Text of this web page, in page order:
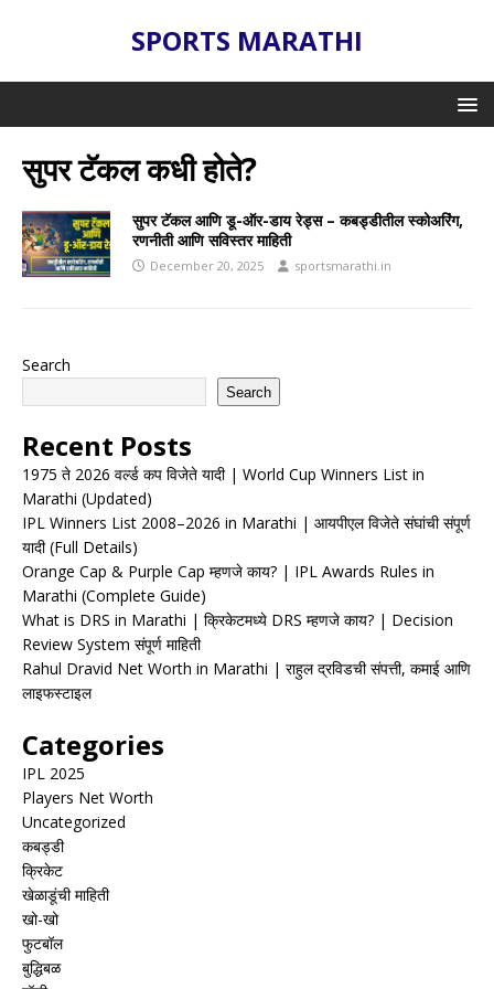
SPORTS MARATHI
सुपर टॅकल कधी होते?
सुपर टॅकल आणि डू-ऑर-डाय रेड्स – कबड्डीतील स्कोअरिंग,
रणनीती आणि सविस्तर माहिती
December 20, 2025 sportsmarathi.in
Search
Search
Recent Posts
1975 ते 2026 वर्ल्ड कप विजेते यादी | World Cup Winners List in
Marathi (Updated)
IPL Winners List 2008–2026 in Marathi | आयपीएल विजेते संघांची संपूर्ण
यादी (Full Details)
Orange Cap & Purple Cap म्हणजे काय? | IPL Awards Rules in
Marathi (Complete Guide)
What is DRS in Marathi | क्रिकेटमध्ये DRS म्हणजे काय? | Decision
Review System संपूर्ण माहिती
Rahul Dravid Net Worth in Marathi | राहुल द्रविडची संपत्ती, कमाई आणि
लाइफस्टाइल
Categories
IPL 2025
Players Net Worth
Uncategorized
कबड्डी
क्रिकेट
खेळाडूंची माहिती
खो-खो
फुटबॉल
बुद्धिबळ